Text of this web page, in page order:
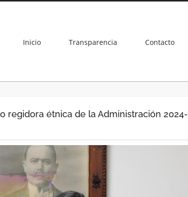
Inicio Transparencia Contacto
regidora étnica de la Administración 2024-